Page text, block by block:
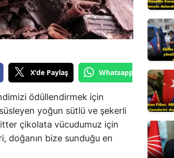
Elazığ
Erzincan
Eskişehir
Giresun
Gümüşhane
X'de Paylaş Whatsapp'tan Gönder
ödüllendirmek için
süsleyen yoğun sütlü ve şekerli
çikolata vücudumuz için
doğanın bize sunduğu en